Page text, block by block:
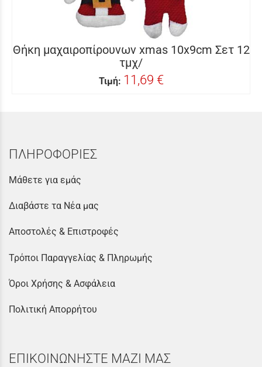
Θήκη μαχαιροπίρουνων xmas 10x9cm Σετ 12
τμχ/
Τιμή: 11,69 €
ΠΛΗΡΟΦΟΡΙΕΣ
Μάθετε για εμάς
Διαβάστε τα Νέα μας
Αποστολές & Επιστροφές
Τρόποι Παραγγελίας & Πληρωμής
Όροι Χρήσης & Ασφάλεια
Πολιτική Απορρήτου
ΕΠΙΚΟΙΝΩΝΗΣΤΕ ΜΑΖΙ ΜΑΣ